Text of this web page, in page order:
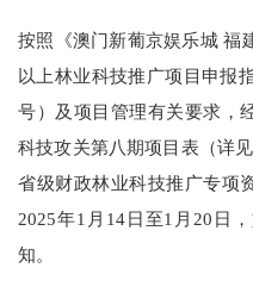
按照《澳门新葡京娱乐城 福
以上林业科技推广项目申报
号）及项目管理有关要求，
科技攻关第八期项目表（详见
省级财政林业科技推广专项
2025年1 月 14日至1 月 20 日
知。